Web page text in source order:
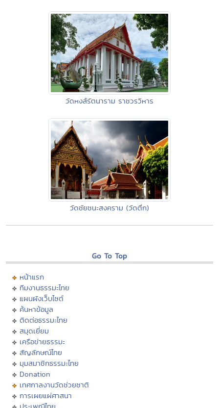
วัดหงส์รัตนาราม ราชวรวิหาร
วัดชัยชนะสงคราม (วัดตึก)
Go To Top
หน้าแรก
ทีมงานธรรมะไทย
แผนผังเว็บไซต์
ค้นหาข้อมูล
ติดต่อธรรมะไทย
สมุดเยี่ยม
เครือข่ายธรรมะ
สัญลักษณ์ไทย
มุมสมาชิกธรรมะไทย
Donation
เทศกาลงานวัดช่วยชาติ
การเผยแผ่ศาสนา